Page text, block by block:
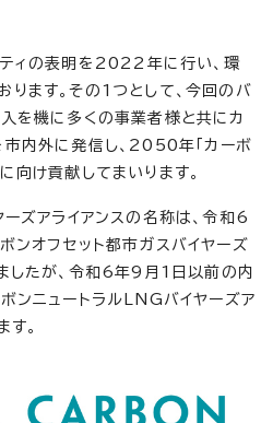
ィの表明を2022年に行い、環
ます。その1つとして、今回のバ
を機に多くの事業者様と共にカ
市内外に発信し、2050年「カーボ
向け貢献してまいります。
ーズアライアンスの名称は、令和6
ンオフセット都市ガスバイヤーズ
したが、令和6年9月1日以前の内
ンニュートラルLNGバイヤーズア
す。